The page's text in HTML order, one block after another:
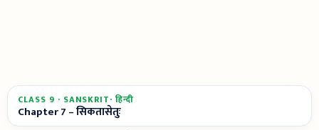
CLASS 9 · SANSKRIT· हिन्दी
Chapter 7 – सिकतासेतुः